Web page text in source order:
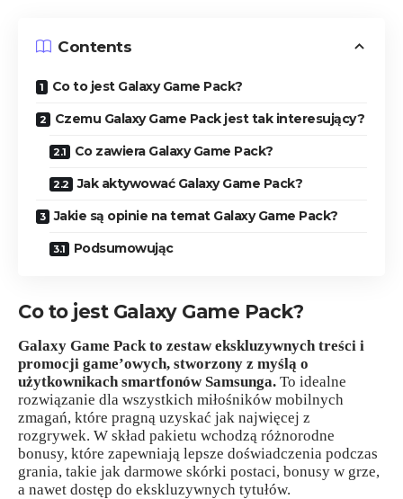
Contents
Co to jest Galaxy Game Pack?
Czemu Galaxy Game Pack jest tak interesujący?
Co zawiera Galaxy Game Pack?
Jak aktywować Galaxy Game Pack?
Jakie są opinie na temat Galaxy Game Pack?
Podsumowując
Co to jest Galaxy Game Pack?
Galaxy Game Pack to zestaw ekskluzywnych treści i
promocji game’owych, stworzony z myślą o
użytkownikach smartfonów Samsunga. To idealne
rozwiązanie dla wszystkich miłośników mobilnych
zmagań, które pragną uzyskać jak najwięcej z
rozgrywek. W skład pakietu wchodzą różnorodne
bonusy, które zapewniają lepsze doświadczenia podczas
grania, takie jak darmowe skórki postaci, bonusy w grze,
a nawet dostęp do ekskluzywnych tytułów.